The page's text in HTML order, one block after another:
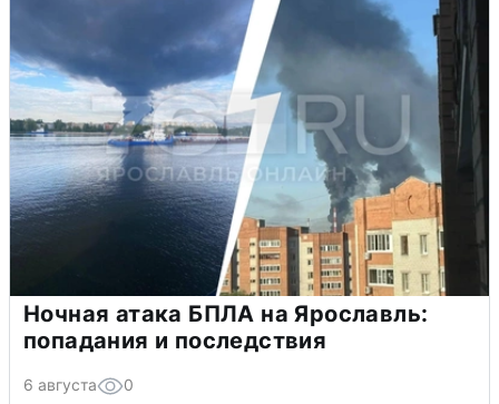
Ночная атака БПЛА на Ярославль:
попадания и последствия
6 августа 0